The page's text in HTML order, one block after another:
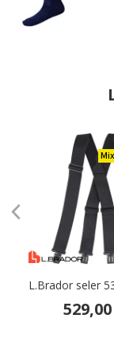
L.Brador seler